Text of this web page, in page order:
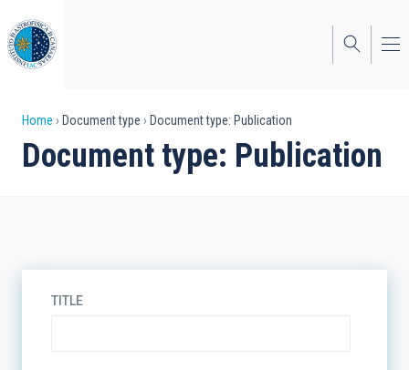
to
main
content
Breadcrumb
Home Document type Document type: Publication
Document type: Publication
TITLE